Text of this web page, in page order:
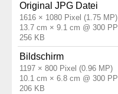
Original JPG Datei
1616 × 1080 Pixel (1.75 MP)
13.7 cm × 9.1 cm @ 300 PPI
256 KB
Bildschirm
1197 × 800 Pixel (0.96 MP)
10.1 cm × 6.8 cm @ 300 PPI
206 KB